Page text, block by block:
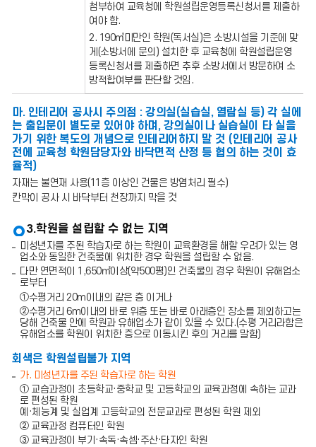
첨부하여 교육청에 학원설립운영등록신청서를 제출하
여야 함.
2. 190㎡미만인 학원(독서실)은 소방시설을 기준에 맞
게(소방서에 문의) 설치한 후 교육청에 학원설립운영
등록신청서를 제출하면 추후 소방서에서 방문하여 소
방적합여부를 판단할 것임.
마. 인테리어 공사시 주의점 : 강의실(실습실, 열람실 등) 각 실에
는 출입문이 별도로 있어야 하며, 강의실이나 실습실이 타 실을
가기 위한 복도의 개념으로 인테리어하지 말 것 (인테리어 공사
전에 교육청 학원담당자와 바닥면적 산정 등 협의 하는 것이 효
율적)
자재는 불연재 사용(11층 이상인 건물은 방염처리 필수)
칸막이 공사 시 바닥부터 천장까지 막을 것
3.학원을 설립할 수 없는 지역
미성년자를 주된 학습자로 하는 학원이 교육환경을 해할 우려가 있는 영
업소와 동일한 건축물에 위치한 경우 학원을 설립할 수 없음.
다만 연면적이 1,650㎡이상(약500평)인 건축물의 경우 학원이 유해업소
로부터
①수평거리 20m이내의 같은 층 이거나
②수평거리 6m이내의 바로 위층 또는 바로 아래층인 장소를 제외하고는
당해 건축물 안에 학원과 유해업소가 같이 있을 수 있다.(수평 거리라함은
유해업소를 학원이 위치한 층으로 이동시킨 후의 거리를 말함)
회색은 학원설립불가 지역
가. 미성년자를 주된 학습자로 하는 학원
① 교습과정이 초등학교·중학교 및 고등학교의 교육과정에 속하는 교과
로 편성된 학원
예·체능계 및 실업계 고등학교의 전문교과로 편성된 학원 제외
② 교육과정 컴퓨터인 학원
③ 교육과정이 부기·속독·속셈·주산·타자인 학원